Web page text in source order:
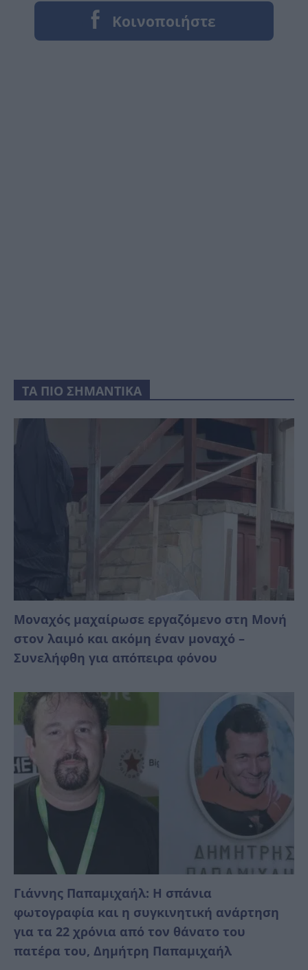
ΤΑ ΠΙΟ ΣΗΜΑΝΤΙΚΑ
Μοναχός μαχαίρωσε εργαζόμενο στη Μονή
στον λαιμό και ακόμη έναν μοναχό –
Συνελήφθη για απόπειρα φόνου
Γιάννης Παπαμιχαήλ: Η σπάνια
φωτογραφία και η συγκινητική ανάρτηση
για τα 22 χρόνια από τον θάνατο του
πατέρα του, Δημήτρη Παπαμιχαήλ